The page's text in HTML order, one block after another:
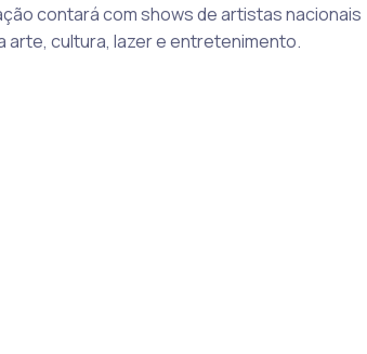
contará com shows de artistas nacionais
arte, cultura, lazer e entretenimento.